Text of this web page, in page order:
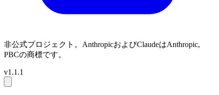
非公式プロジェクト。AnthropicおよびClaudeはAnthropic,
PBCの商標です。
v1.1.1